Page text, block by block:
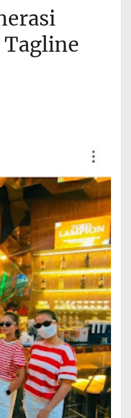
Tagline